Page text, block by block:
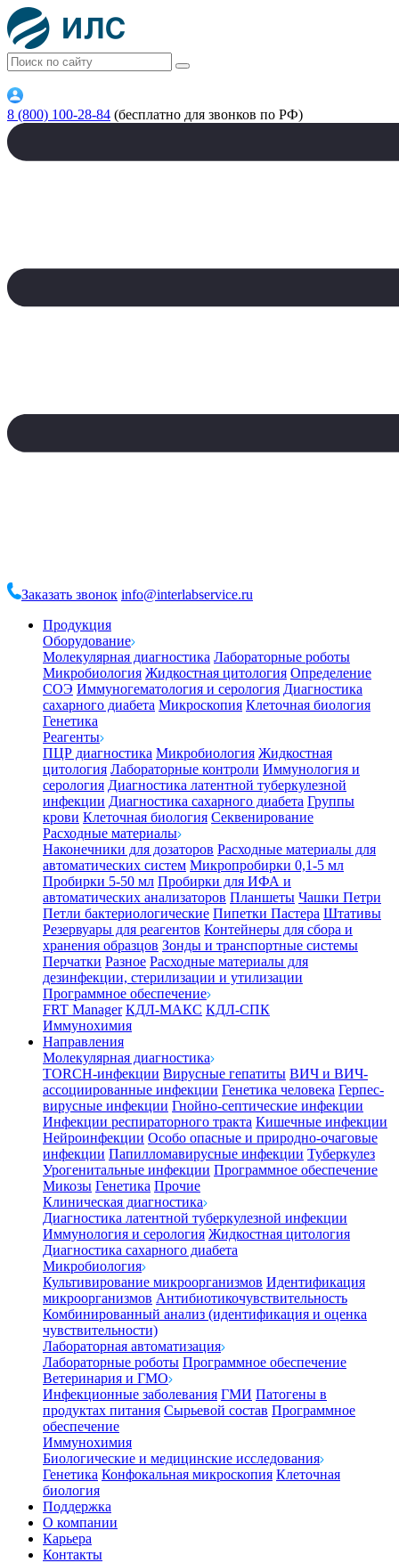
8 (800) 100-28-84 (бесплатно для звонков по РФ)
Заказать звонок info@interlabservice.ru
Продукция
Оборудование
Молекулярная диагностика Лабораторные роботы
Микробиология Жидкостная цитология Определение
СОЭ Иммуногематология и серология Диагностика
сахарного диабета Микроскопия Клеточная биология
Генетика
Реагенты
ПЦР диагностика Микробиология Жидкостная
цитология Лабораторные контроли Иммунология и
серология Диагностика латентной туберкулезной
инфекции Диагностика сахарного диабета Группы
крови Клеточная биология Секвенирование
Расходные материалы
Наконечники для дозаторов Расходные материалы для
автоматических систем Микропробирки 0,1-5 мл
Пробирки 5-50 мл Пробирки для ИФА и
автоматических анализаторов Планшеты Чашки Петри
Петли бактериологические Пипетки Пастера Штативы
Резервуары для реагентов Контейнеры для сбора и
хранения образцов Зонды и транспортные системы
Перчатки Разное Расходные материалы для
дезинфекции, стерилизации и утилизации
Программное обеспечение
FRT Manager КДЛ-МАКС КДЛ-СПК
Иммунохимия
Направления
Молекулярная диагностика
TORCH-инфекции Вирусные гепатиты ВИЧ и ВИЧ-
ассоциированные инфекции Генетика человека Герпес-
вирусные инфекции Гнойно-септические инфекции
Инфекции респираторного тракта Кишечные инфекции
Нейроинфекции Особо опасные и природно-очаговые
инфекции Папилломавирусные инфекции Туберкулез
Урогенитальные инфекции Программное обеспечение
Микозы Генетика Прочие
Клиническая диагностика
Диагностика латентной туберкулезной инфекции
Иммунология и серология Жидкостная цитология
Диагностика сахарного диабета
Микробиология
Культивирование микроорганизмов Идентификация
микроорганизмов Антибиотикочувствительность
Комбинированный анализ (идентификация и оценка
чувствительности)
Лабораторная автоматизация
Лабораторные роботы Программное обеспечение
Ветеринария и ГМО
Инфекционные заболевания ГМИ Патогены в
продуктах питания Сырьевой состав Программное
обеспечение
Иммунохимия
Биологические и медицинские исследования
Генетика Конфокальная микроскопия Клеточная
биология
Поддержка
О компании
Карьера
Контакты